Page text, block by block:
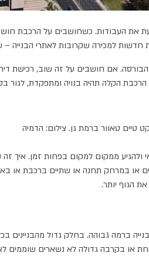
העבודות. כשחושבים על הרכבת
למכירה שקרובות לאתרי הבנייה –
לגובה 38 קומות על פינת יגאל אלון מול מתחם
הקלה תהיה בנויה ומתפקדת, לגור
טיים טאוור ברמת גן. צילום: הדמיה
ולהגיע ממקום למקום בפחות זמן.
או במרחק תחנה או שתיים ברכבת או
הגוף יותר.
ברמה גבוהה. בחלק גדול
או בקרבה גדולה לא נשארים שוממים